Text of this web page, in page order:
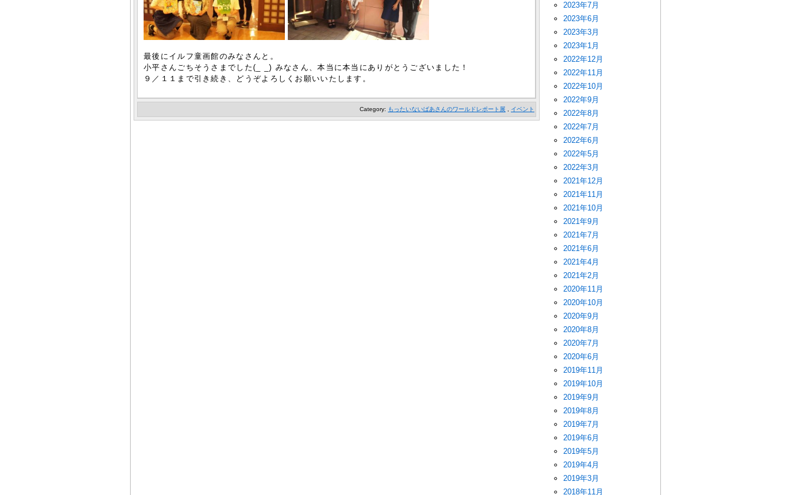
最後にイルフ童画館のみなさんと。
小平さんごちそうさまでした(_ _) みなさん、本当に本当にありがとうございました！
９／１１まで引き続き、どうぞよろしくお願いいたします。
Category: もったいないばあさんのワールドレポート展 , イベント
2023年7月
2023年6月
2023年3月
2023年1月
2022年12月
2022年11月
2022年10月
2022年9月
2022年8月
2022年7月
2022年6月
2022年5月
2022年3月
2021年12月
2021年11月
2021年10月
2021年9月
2021年7月
2021年6月
2021年4月
2021年2月
2020年11月
2020年10月
2020年9月
2020年8月
2020年7月
2020年6月
2019年11月
2019年10月
2019年9月
2019年8月
2019年7月
2019年6月
2019年5月
2019年4月
2019年3月
2018年11月